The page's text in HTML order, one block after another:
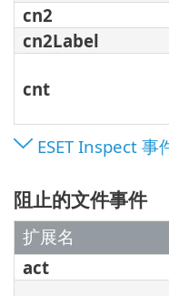
cn2
cn2Label
cnt
ESET Inspect 事
阻止的文件事件
扩展名
act